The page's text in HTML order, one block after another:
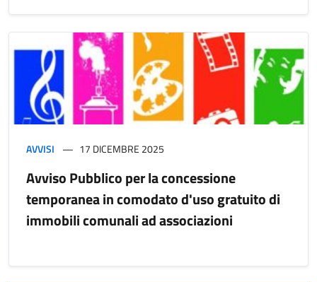
AVVISI 17 DICEMBRE 2025
Avviso Pubblico per la concessione
temporanea in comodato d'uso gratuito di
immobili comunali ad associazioni